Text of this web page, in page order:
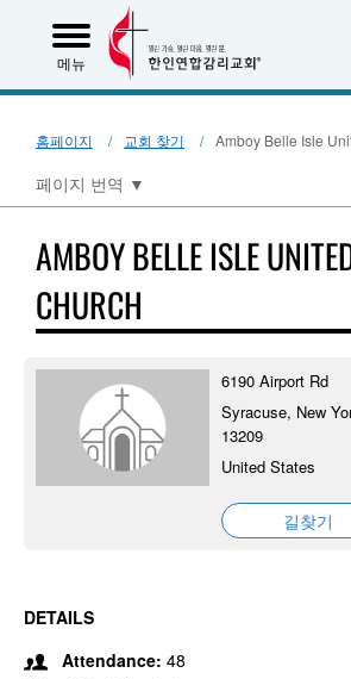
메뉴
홈페이지 교회 찾기 Amboy Belle Isle
페이지 번역 ▼
AMBOY BELLE ISLE
CHURCH
6190 Airport Rd
Syracuse, New
13209
United States
길찾기
DETAILS
Attendance: 48